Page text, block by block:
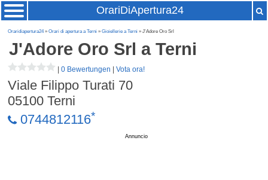
OrariDiApertura24
Oraridiapertura24»Orari di apertura a Terni »Gioiellerie a Terni » J'Adore Oro Srl
J'Adore Oro Srl a Terni
|0 Bewertungen |Vota ora!
Viale Filippo Turati 70
05100 Terni
0744812116*
Annuncio